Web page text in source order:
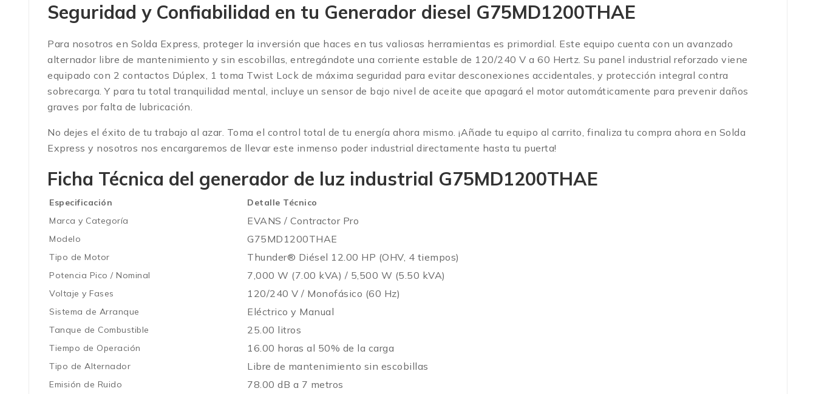
Seguridad y Confiabilidad en tu Generador diesel G75MD1200THAE
Para nosotros en Solda Express, proteger la inversión que haces en tus valiosas herramientas es primordial. Este equipo cuenta con un avanzado
alternador libre de mantenimiento y sin escobillas, entregándote una corriente estable de 120/240 V a 60 Hertz. Su panel industrial reforzado viene
equipado con 2 contactos Dúplex, 1 toma Twist Lock de máxima seguridad para evitar desconexiones accidentales, y protección integral contra
sobrecarga. Y para tu total tranquilidad mental, incluye un sensor de bajo nivel de aceite que apagará el motor automáticamente para prevenir daños
graves por falta de lubricación.
No dejes el éxito de tu trabajo al azar. Toma el control total de tu energía ahora mismo. ¡Añade tu equipo al carrito, finaliza tu compra ahora en Solda
Express y nosotros nos encargaremos de llevar este inmenso poder industrial directamente hasta tu puerta!
Ficha Técnica del generador de luz industrial G75MD1200THAE
Especificación
Detalle Técnico
Marca y Categoría
EVANS / Contractor Pro
Modelo G75MD1200THAE
Tipo de Motor Thunder® Diésel 12.00 HP (OHV, 4 tiempos)
Potencia Pico / Nominal 7,000 W (7.00 kVA) / 5,500 W (5.50 kVA)
Voltaje y Fases 120/240 V / Monofásico (60 Hz)
Sistema de Arranque Eléctrico y Manual
Tanque de Combustible 25.00 litros
Tiempo de Operación 16.00 horas al 50% de la carga
Tipo de Alternador Libre de mantenimiento sin escobillas
Emisión de Ruido 78.00 dB a 7 metros